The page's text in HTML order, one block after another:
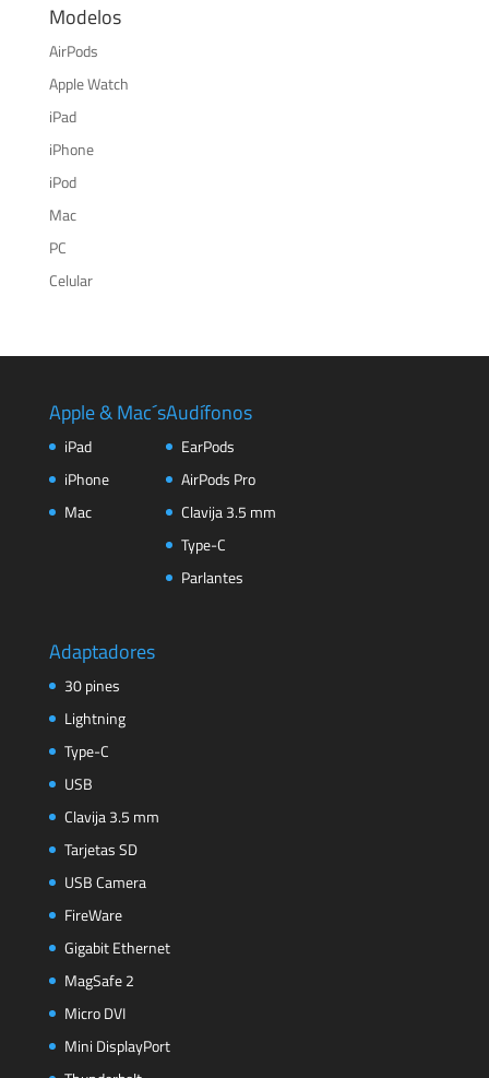
Modelos
AirPods
Apple Watch
iPad
iPhone
iPod
Mac
PC
Celular
Apple & Mac´s
iPad
iPhone
Mac
Audífonos
EarPods
AirPods Pro
Clavija 3.5 mm
Type-C
Parlantes
Adaptadores
30 pines
Lightning
Type-C
USB
Clavija 3.5 mm
Tarjetas SD
USB Camera
FireWare
Gigabit Ethernet
MagSafe 2
Micro DVI
Mini DisplayPort